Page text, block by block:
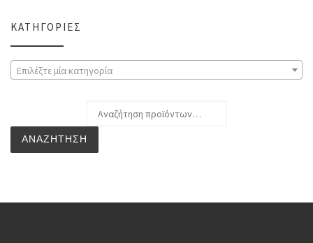
ΚΑΤΗΓΟΡΊΕΣ
Επιλέξτε μία κατηγορία
ΑΝΑΖΉΤΗΣΗ